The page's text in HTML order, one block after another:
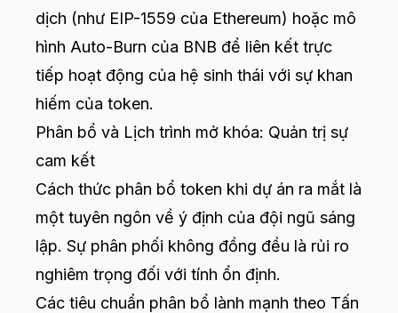
dịch (như EIP-1559 của Ethereum) hoặc mô
hình Auto-Burn của BNB để liên kết trực
tiếp hoạt động của hệ sinh thái với sự khan
hiếm của token.
Phân bổ và Lịch trình mở khóa: Quản trị sự
cam kết
Cách thức phân bổ token khi dự án ra mắt là
một tuyên ngôn về ý định của đội ngũ sáng
lập. Sự phân phối không đồng đều là rủi ro
nghiêm trọng đối với tính ổn định.
Các tiêu chuẩn phân bổ lành mạnh theo Tấn